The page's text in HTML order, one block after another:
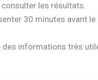
consulter les résultats.
30 minutes avant
des informations très